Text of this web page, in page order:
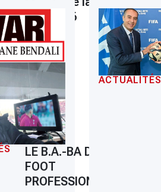
FIFA 2026
LE B.A.-BA DU
FOOT
PROFESSIONNEL
ACTUALITÉS